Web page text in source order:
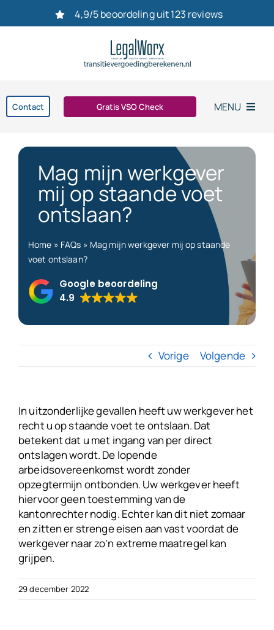
4,9/5 beoordeling uit 123 reviews
Contact Gratis VSO Check MENU
Vaststellingsovereenkomst
Ontslag
bereken uw transitievergoeding in 2026
Over ons
Neem contact op
Gratis VSO Controle
Mag mijn werkgever
mij op staande voet
ontslaan?
Home » FAQs » Mag mijn werkgever mij op staande
voet ontslaan?
Google beoordeling
4.9
Vorige Volgende
In uitzonderlijke gevallen heeft uw werkgever het
recht u op staande voet te ontslaan. Dat
betekent dat u met ingang van per direct
ontslagen wordt. De lopende
arbeidsovereenkomst wordt zonder
opzegtermijn ontbonden. Uw werkgever heeft
hiervoor geen toestemming van de
kantonrechter nodig. Echter kan dit niet zomaar
en zitten er strenge eisen aan vast voordat de
werkgever naar zo’n extreme maatregel kan
grijpen.
29 december 2022